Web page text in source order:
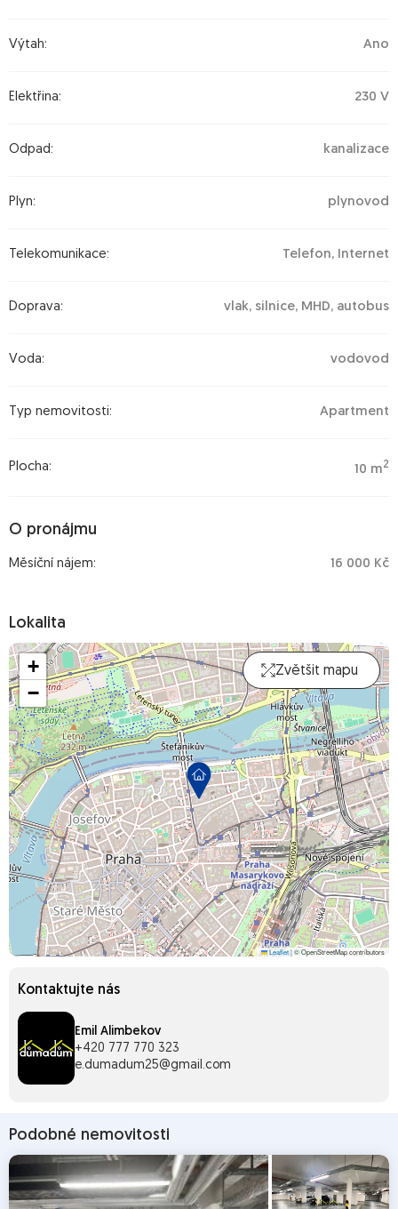
Výtah: Ano
Elektřina: 230 V
Odpad: kanalizace
Plyn: plynovod
Telekomunikace: Telefon, Internet
Doprava: vlak, silnice, MHD, autobus
Voda: vodovod
Typ nemovitosti: Apartment
Plocha: 10 m2
O pronájmu
Měsíční nájem: 16 000 Kč
Lokalita
+
−
Leaflet|© OpenStreetMap contributors
Zvětšit mapu
Kontaktujte nás
Emil Alimbekov
+420 777 770 323
e.dumadum25@gmail.com
Podobné nemovitosti